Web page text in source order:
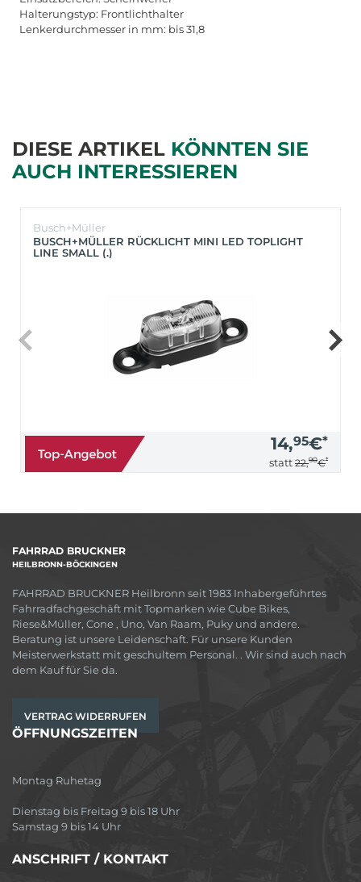
Halterungstyp: Frontlichthalter
Lenkerdurchmesser in mm: bis 31,8
DIESE ARTIKEL KÖNNTEN SIE
AUCH INTERESSIEREN
Busch+Müller
BUSCH+MÜLLER RÜCKLICHT MINI LED TOPLIGHT
LINE SMALL (.)
14,95€*
statt 22,90€*
FAHRRAD BRUCKNER
HEILBRONN-BÖCKINGEN
FAHRRAD BRUCKNER Heilbronn seit 1983 Inhabergeführtes
Fahrradfachgeschäft mit Topmarken wie Cube Bikes,
Riese&Müller, Cone , Uno, Van Raam, Puky und andere.
Beratung ist unsere Leidenschaft. Für unsere Kunden
Meisterwerkstatt mit geschultem Personal. . Wir sind auch nach
dem Kauf für Sie da.
VERTRAG WIDERRUFEN
ÖFFNUNGSZEITEN
Montag Ruhetag
Dienstag bis Freitag 9 bis 18 Uhr
Samstag 9 bis 14 Uhr
ANSCHRIFT / KONTAKT